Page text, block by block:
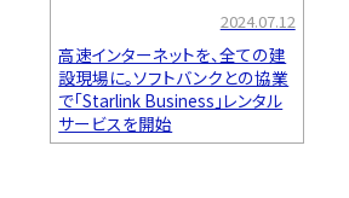
2024.07.12
高速インターネットを、全ての建
設現場に。ソフトバンクとの協業
で「Starlink Business」レンタル
サービスを開始